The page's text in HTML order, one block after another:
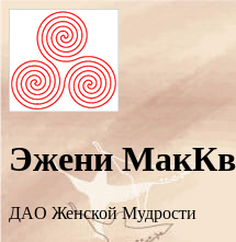
Эжени
ДAO Женской Мудрости